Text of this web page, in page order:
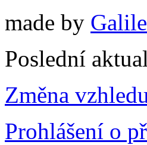
made by
Poslední
Změna
Prohlášení o